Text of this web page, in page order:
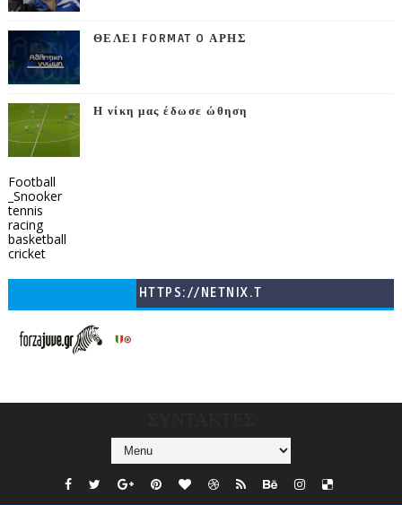
ΘΕΛΕΙ FORMAT O ΑΡΗΣ
Η νίκη μας έδωσε ώθηση
Football
_Snooker
tennis
racing
basketball
cricket
HTTPS://NETNIX.T